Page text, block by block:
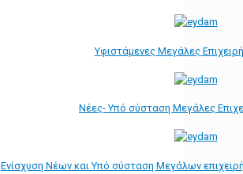
Υφιστάμενες Μεγάλες
Νέες- Υπό σύσταση Μεγάλες
Ενίσχυση Νέων και Υπό σύσταση Μεγάλων